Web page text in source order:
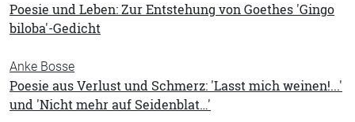
Poesie und Leben: Zur Entstehung von Goethes 'Gingo
biloba'-Gedicht
Anke Bosse
Poesie aus Verlust und Schmerz: 'Lasst mich weinen!...'
und 'Nicht mehr auf Seidenblat…'